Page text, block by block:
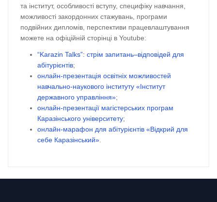
та інститут, особливості вступу, специфіку навчання,
можливості закордонних стажувань, програми
подвійних дипломів, перспективи працевлаштування
можете на офіційній сторінці в Youtube:
“Karazin Talks”: стрім запитань–відповідей для
абітурієнтів;
онлайн-презентація освітніх можливостей
навчально-наукового інституту «Інститут
державного управління»;
онлайн-презентації магістерських програм
Каразінського університету;
онлайн-марафон для абітурієнтів «Відкрий для
себе Каразінський»